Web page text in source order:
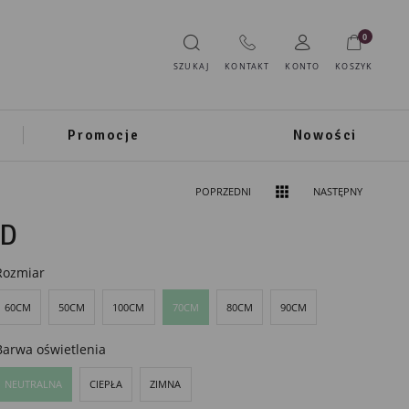
SZUKAJ KONTAKT KONTO KOSZYK
0
Promocje Nowości
POPRZEDNI NASTĘPNY
60CM 50CM 100CM 70CM 80CM 90CM
oświetlenia
NEUTRALNA CIEPŁA ZIMNA